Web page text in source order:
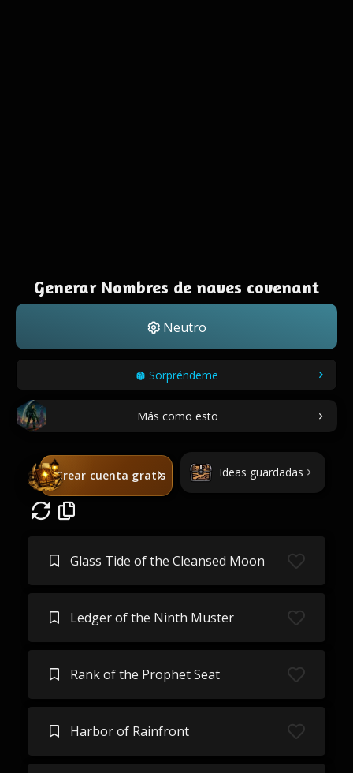
Generar Nombres de naves covenant
Neutro
Sorpréndeme
Más como esto
Crear cuenta gratis Ideas guardadas
Glass Tide of the Cleansed Moon
Ledger of the Ninth Muster
Rank of the Prophet Seat
Harbor of Rainfront